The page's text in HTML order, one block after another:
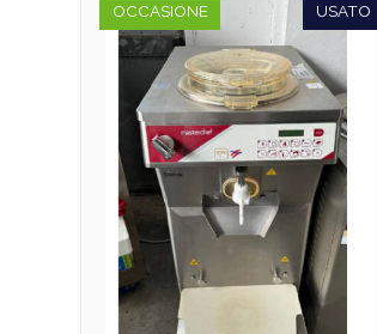
OCCASIONE USATO